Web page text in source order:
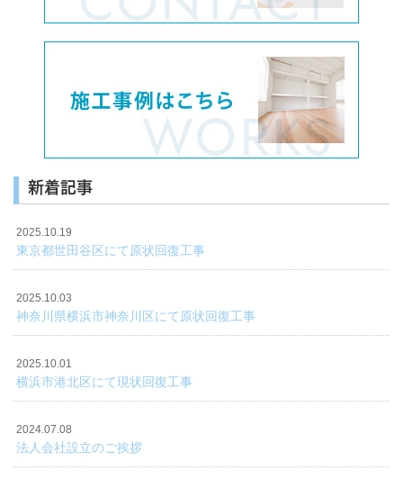
新着記事
2025.10.19
東京都世田谷区にて原状回復工事
2025.10.03
神奈川県横浜市神奈川区にて原状回復工事
2025.10.01
横浜市港北区にて現状回復工事
2024.07.08
法人会社設立のご挨拶